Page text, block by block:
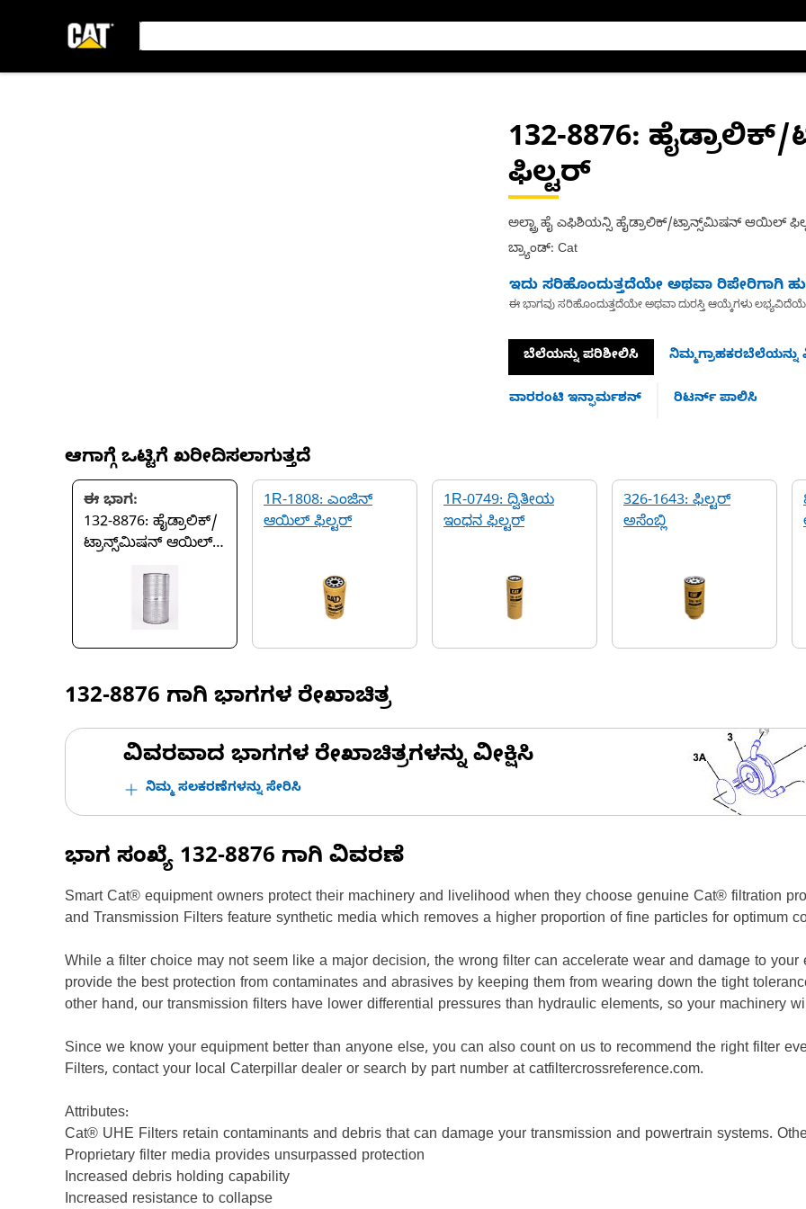
132-8876:
ಫಿಲ್ಟರ್
ಅಲ್ಟ್ರಾ ಹೈ ಎಫಿಶಿಯನ್ಸಿ ಹೈಡ್ರಾಲಿಕ್/ಟ್ರಾನ್ಸ್‌ಮಿಷನ್ ಆಯಿಲ್
ಬ್ರ್ಯಾಂಡ್: Cat
ಇದು ಸರಿಹೊಂದುತ್ತದೆಯೇ ಅಥವಾ ರಿಪೇರಿಗಾಗಿ
ಈ ಭಾಗವು ಸರಿಹೊಂದುತ್ತದೆಯೇ ಅಥವಾ ದುರಸ್ತಿ ಆಯ್ಕೆಗಳು
ಬೆಲೆಯನ್ನು ಪರಿಶೀಲಿಸಿ ನಿಮ್ಮಗ್ರಾಹಕರಬೆಲೆಯನ್ನು
ವಾರರಂಟಿ ಇನ್ಫಾರ್ಮಶನ್ ರಿಟರ್ನ್ ಪಾಲಿಸಿ
ಆಗಾಗ್ಗೆ ಒಟ್ಟಿಗೆ ಖರೀದಿಸಲಾಗುತ್ತದೆ
ಈ ಭಾಗ:
132-8876: ಹೈಡ್ರಾಲಿಕ್/
ಟ್ರಾನ್ಸ್‌ಮಿಷನ್ ಆಯಿಲ್
1R-1808: ಎಂಜಿನ್
ಆಯಿಲ್ ಫಿಲ್ಟರ್
1R-0749: ದ್ವಿತೀಯ
ಇಂಧನ ಫಿಲ್ಟರ್
326-1643: ಫಿಲ್ಟರ್
ಅಸೆಂಬ್ಲಿ
132-8876 ಗಾಗಿ ಭಾಗಗಳ ರೇಖಾಚಿತ್ರ
ವಿವರವಾದ ಭಾಗಗಳ ರೇಖಾಚಿತ್ರಗಳನ್ನು ವೀಕ್ಷಿಸಿ
ನಿಮ್ಮ ಸಲಕರಣೆಗಳನ್ನು ಸೇರಿಸಿ
ಭಾಗ ಸಂಖ್ಯೆ 132-8876 ಗಾಗಿ ವಿವರಣೆ
Smart Cat® equipment owners protect their machinery and livelihood when they choose genuine Cat® filtration
and Transmission Filters feature synthetic media which removes a higher proportion of fine particles for optimum
While a filter choice may not seem like a major decision, the wrong filter can accelerate wear and damage to
provide the best protection from contaminates and abrasives by keeping them from wearing down the tight
other hand, our transmission filters have lower differential pressures than hydraulic elements, so your machinery
Since we know your equipment better than anyone else, you can also count on us to recommend the right filter
Filters, contact your local Caterpillar dealer or search by part number at catfiltercrossreference.com.
Attributes:
Cat® UHE Filters retain contaminants and debris that can damage your transmission and powertrain systems.
Proprietary filter media provides unsurpassed protection
Increased debris holding capability
Increased resistance to collapse